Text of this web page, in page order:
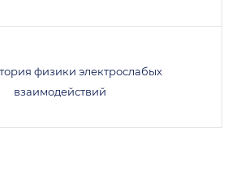
физики электрослабых
взаимодействий